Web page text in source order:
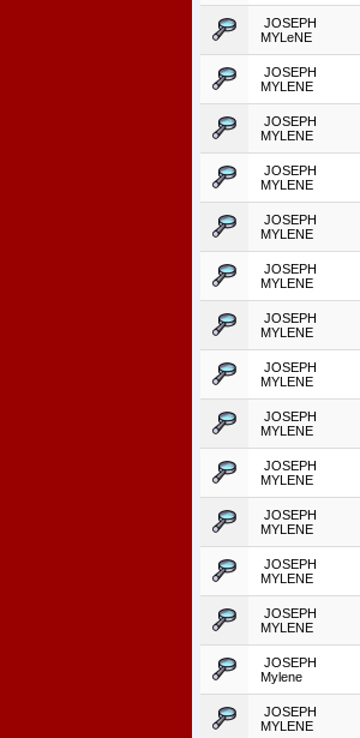
JOSEPH
MYLeNE
JOSEPH
MYLENE
JOSEPH
MYLENE
JOSEPH
MYLENE
JOSEPH
MYLENE
JOSEPH
MYLENE
JOSEPH
MYLENE
JOSEPH
MYLENE
JOSEPH
MYLENE
JOSEPH
MYLENE
JOSEPH
MYLENE
JOSEPH
MYLENE
JOSEPH
MYLENE
JOSEPH
Mylene
JOSEPH
MYLENE